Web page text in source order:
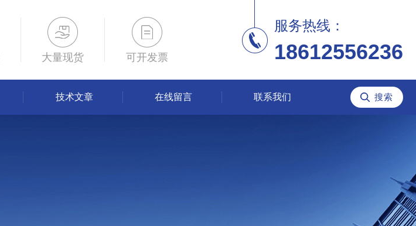
大量现货 可开发票
服务热线：
18612556236
技术文章 在线留言 联系我们